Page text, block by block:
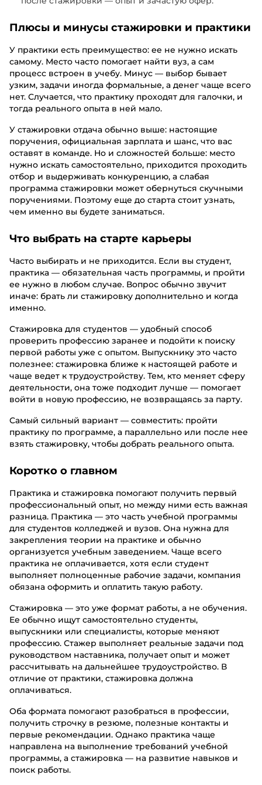
Плюсы и минусы стажировки и практики
У практики есть преимущество: ее не нужно искать
самому. Место часто помогает найти вуз, а сам
процесс встроен в учебу. Минус — выбор бывает
узким, задачи иногда формальные, а денег чаще всего
нет. Случается, что практику проходят для галочки, и
тогда реального опыта в ней мало.
У стажировки отдача обычно выше: настоящие
поручения, официальная зарплата и шанс, что вас
оставят в команде. Но и сложностей больше: место
нужно искать самостоятельно, приходится проходить
отбор и выдерживать конкуренцию, а слабая
программа стажировки может обернуться скучными
поручениями. Поэтому еще до старта стоит узнать,
чем именно вы будете заниматься.
Что выбрать на старте карьеры
Часто выбирать и не приходится. Если вы студент,
практика — обязательная часть программы, и пройти
ее нужно в любом случае. Вопрос обычно звучит
иначе: брать ли стажировку дополнительно и когда
именно.
Стажировка для студентов — удобный способ
проверить профессию заранее и подойти к поиску
первой работы уже с опытом. Выпускнику это часто
полезнее: стажировка ближе к настоящей работе и
чаще ведет к трудоустройству. Тем, кто меняет сферу
деятельности, она тоже подходит лучше — помогает
войти в новую профессию, не возвращаясь за парту.
Самый сильный вариант — совместить: пройти
практику по программе, а параллельно или после нее
взять стажировку, чтобы добрать реального опыта.
Коротко о главном
Практика и стажировка помогают получить первый
профессиональный опыт, но между ними есть важная
разница. Практика — это часть учебной программы
для студентов колледжей и вузов. Она нужна для
закрепления теории на практике и обычно
организуется учебным заведением. Чаще всего
практика не оплачивается, хотя если студент
выполняет полноценные рабочие задачи, компания
обязана оформить и оплатить такую работу.
Стажировка — это уже формат работы, а не обучения.
Ее обычно ищут самостоятельно студенты,
выпускники или специалисты, которые меняют
профессию. Стажер выполняет реальные задачи под
руководством наставника, получает опыт и может
рассчитывать на дальнейшее трудоустройство. В
отличие от практики, стажировка должна
оплачиваться.
Оба формата помогают разобраться в профессии,
получить строчку в резюме, полезные контакты и
первые рекомендации. Однако практика чаще
направлена на выполнение требований учебной
программы, а стажировка — на развитие навыков и
поиск работы.